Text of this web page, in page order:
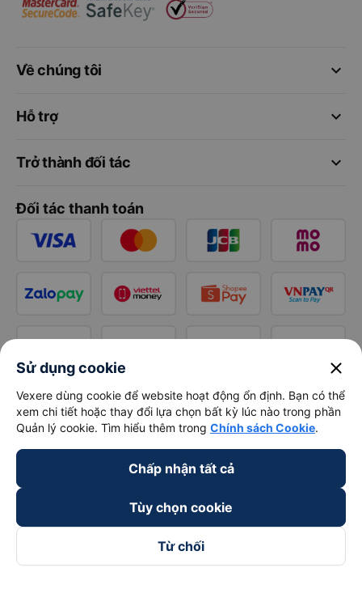
keyboard_arrow_down
Về chúng tôi
keyboard_arrow_down
Hỗ trợ
keyboard_arrow_down
Trở thành đối tác
Đối tác thanh toán
Sử dụng cookie close
Vexere dùng cookie để website hoạt động ổn định. Bạn có thể
xem chi tiết hoặc thay đổi lựa chọn bất kỳ lúc nào trong phần
Quản lý cookie. Tìm hiểu thêm trong Chính sách Cookie.
Chấp nhận tất cả
Tùy chọn cookie
Từ chối